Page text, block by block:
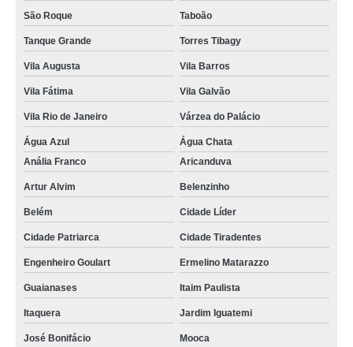
São Roque Taboão
Tanque Grande Torres Tibagy
Vila Augusta Vila Barros
Vila Fátima Vila Galvão
Vila Rio de Janeiro Várzea do Palácio
Água Azul
Água Chata
Anália Franco
Aricanduva
Artur Alvim Belenzinho
Belém Cidade Líder
Cidade Patriarca Cidade Tiradentes
Engenheiro Goulart Ermelino Matarazzo
Guaianases Itaim Paulista
Itaquera Jardim Iguatemi
José Bonifácio Mooca